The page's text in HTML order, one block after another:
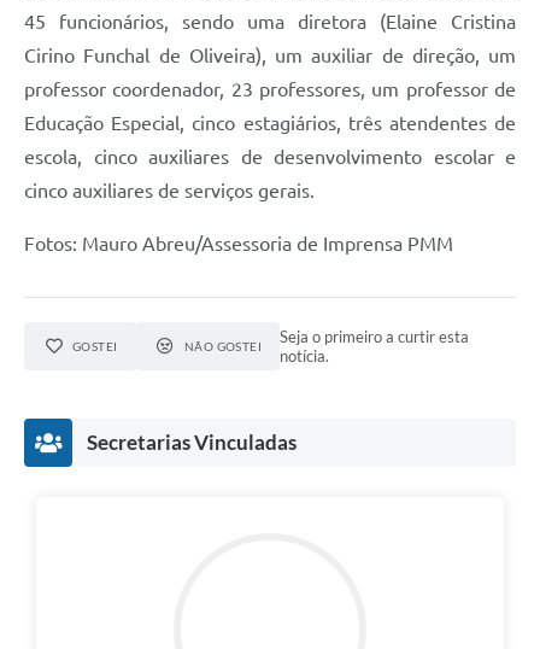
45 funcionários, sendo uma diretora (Elaine Cristina
Cirino Funchal de Oliveira), um auxiliar de direção, um
professor coordenador, 23 professores, um professor de
Educação Especial, cinco estagiários, três atendentes de
escola, cinco auxiliares de desenvolvimento escolar e
cinco auxiliares de serviços gerais.
Fotos: Mauro Abreu/Assessoria de Imprensa PMM
GOSTEI NÃO GOSTEI
Seja o primeiro a curtir esta
notícia.
Secretarias Vinculadas